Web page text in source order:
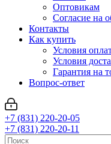
Оптовикам
Cогласие на
Контакты
Как купить
Условия
Условия
Гарантия на
Вопрос-ответ
+7 (831) 220-20-05
+7 (831) 220-20-11